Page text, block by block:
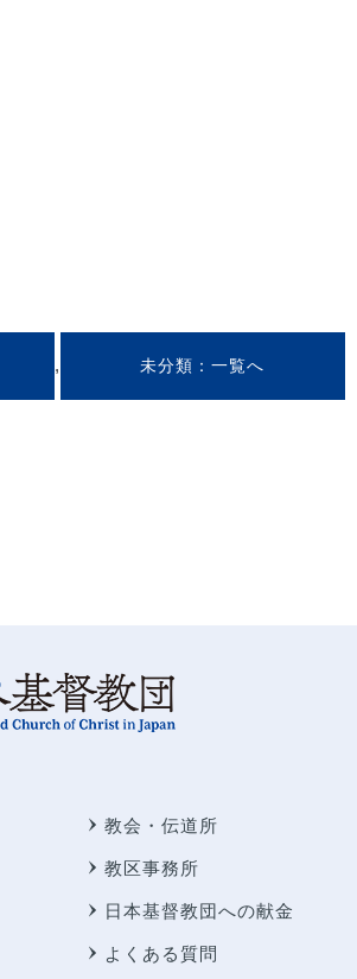
, 未分類
教会・伝道所
教区事務所
日本基督教団への献金
よくある質問